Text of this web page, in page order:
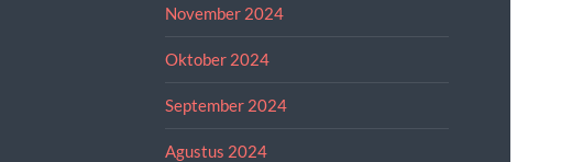
November 2024
Oktober 2024
September 2024
Agustus 2024